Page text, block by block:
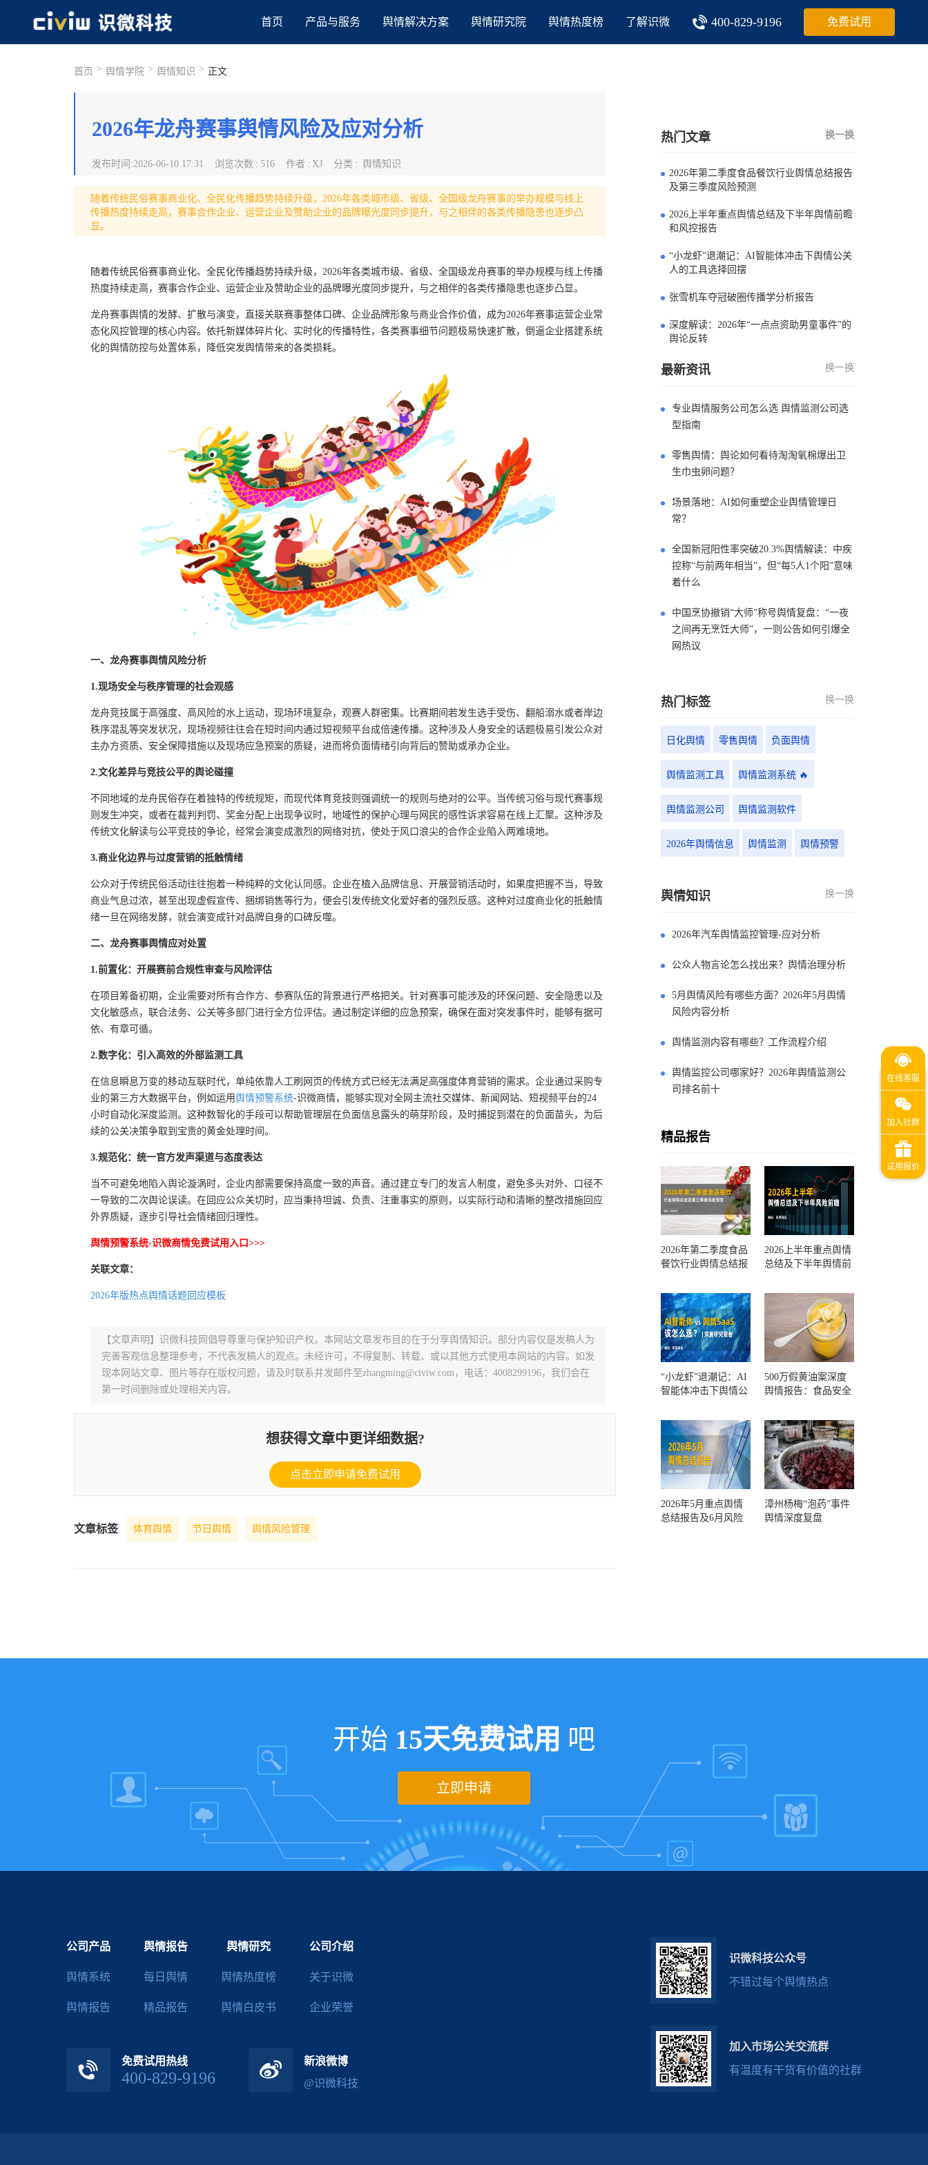
首页 产品与服务 舆情解决方案 舆情研究院 舆情热度榜 了解识微 400-829-9196 免费试用
首页 > 舆情学院 > 舆情知识 > 正文
2026年龙舟赛事舆情风险及应对分析
发布时间 :2026-06-10 17:31 浏览次数 : 516 作者 : XJ 分类 : 舆情知识
随着传统民俗赛事商业化、全民化传播趋势持续升级，2026年各类城市级、省级、全国级龙舟赛事的举办规模与线上
传播热度持续走高，赛事合作企业、运营企业及赞助企业的品牌曝光度同步提升，与之相伴的各类传播隐患也逐步凸
显。
随着传统民俗赛事商业化、全民化传播趋势持续升级，2026年各类城市级、省级、全国级龙舟赛事的举办规模与线上传播
热度持续走高，赛事合作企业、运营企业及赞助企业的品牌曝光度同步提升，与之相伴的各类传播隐患也逐步凸显。
龙舟赛事舆情的发酵、扩散与演变，直接关联赛事整体口碑、企业品牌形象与商业合作价值，成为2026年赛事运营企业常
态化风控管理的核心内容。依托新媒体碎片化、实时化的传播特性，各类赛事细节问题极易快速扩散，倒逼企业搭建系统
化的舆情防控与处置体系，降低突发舆情带来的各类损耗。
一、龙舟赛事舆情风险分析
1.现场安全与秩序管理的社会观感
龙舟竞技属于高强度、高风险的水上运动，现场环境复杂，观赛人群密集。比赛期间若发生选手受伤、翻船溺水或者岸边
秩序混乱等突发状况，现场视频往往会在短时间内通过短视频平台成倍速传播。这种涉及人身安全的话题极易引发公众对
主办方资质、安全保障措施以及现场应急预案的质疑，进而将负面情绪引向背后的赞助或承办企业。
2.文化差异与竞技公平的舆论碰撞
不同地域的龙舟民俗存在着独特的传统规矩，而现代体育竞技则强调统一的规则与绝对的公平。当传统习俗与现代赛事规
则发生冲突，或者在裁判判罚、奖金分配上出现争议时，地域性的保护心理与网民的感性诉求容易在线上汇聚。这种涉及
传统文化解读与公平竞技的争论，经常会演变成激烈的网络对抗，使处于风口浪尖的合作企业陷入两难境地。
3.商业化边界与过度营销的抵触情绪
公众对于传统民俗活动往往抱着一种纯粹的文化认同感。企业在植入品牌信息、开展营销活动时，如果度把握不当，导致
商业气息过浓，甚至出现虚假宣传、捆绑销售等行为，便会引发传统文化爱好者的强烈反感。这种对过度商业化的抵触情
绪一旦在网络发酵，就会演变成针对品牌自身的口碑反噬。
二、龙舟赛事舆情应对处置
1.前置化：开展赛前合规性审查与风险评估
在项目筹备初期，企业需要对所有合作方、参赛队伍的背景进行严格把关。针对赛事可能涉及的环保问题、安全隐患以及
文化敏感点，联合法务、公关等多部门进行全方位评估。通过制定详细的应急预案，确保在面对突发事件时，能够有据可
依、有章可循。
2.数字化：引入高效的外部监测工具
在信息瞬息万变的移动互联时代，单纯依靠人工刷网页的传统方式已经无法满足高强度体育营销的需求。企业通过采购专
业的第三方大数据平台，例如运用舆情预警系统-识微商情，能够实现对全网主流社交媒体、新闻网站、短视频平台的24
小时自动化深度监测。这种数智化的手段可以帮助管理层在负面信息露头的萌芽阶段，及时捕捉到潜在的负面苗头，为后
续的公关决策争取到宝贵的黄金处理时间。
3.规范化：统一官方发声渠道与态度表达
当不可避免地陷入舆论漩涡时，企业内部需要保持高度一致的声音。通过建立专门的发言人制度，避免多头对外、口径不
一导致的二次舆论误读。在回应公众关切时，应当秉持坦诚、负责、注重事实的原则，以实际行动和清晰的整改措施回应
外界质疑，逐步引导社会情绪回归理性。
舆情预警系统-识微商情免费试用入口>>>
关联文章：
2026年版热点舆情话题回应模板
【文章声明】识微科技网倡导尊重与保护知识产权。本网站文章发布目的在于分享舆情知识。部分内容仅是发稿人为
完善客观信息整理参考，不代表发稿人的观点。未经许可，不得复制、转载、或以其他方式使用本网站的内容。如发
现本网站文章、图片等存在版权问题，请及时联系并发邮件至zhangming@civiw.com，电话：4008299196，我们会在
第一时间删除或处理相关内容。
想获得文章中更详细数据?
点击立即申请免费试用
文章标签 体育舆情 节日舆情 舆情风险管理
热门文章 换一换
2026年第二季度食品餐饮行业舆情总结报告
及第三季度风险预测
2026上半年重点舆情总结及下半年舆情前瞻
和风控报告
“小龙虾”退潮记：AI智能体冲击下舆情公关
人的工具选择回摆
张雪机车夺冠破圈传播学分析报告
深度解读：2026年“一点点资助男童事件”的
舆论反转
最新资讯 换一换
专业舆情服务公司怎么选 舆情监测公司选
型指南
零售舆情：舆论如何看待淘淘氧棉爆出卫
生巾虫卵问题？
场景落地：AI如何重塑企业舆情管理日
常？
全国新冠阳性率突破20.3%舆情解读：中疾
控称“与前两年相当”，但“每5人1个阳”意味
着什么
中国烹协撤销“大师”称号舆情复盘：“一夜
之间再无烹饪大师”，一则公告如何引爆全
网热议
热门标签 换一换
日化舆情 零售舆情 负面舆情
舆情监测工具 舆情监测系统 🔥
舆情监测公司 舆情监测软件
2026年舆情信息 舆情监测 舆情预警
舆情知识 换一换
2026年汽车舆情监控管理-应对分析
公众人物言论怎么找出来？舆情治理分析
5月舆情风险有哪些方面？2026年5月舆情
风险内容分析
舆情监测内容有哪些？工作流程介绍
舆情监控公司哪家好？2026年舆情监测公
司排名前十
精品报告
2026年第二季度食品
餐饮行业舆情总结报
测
2026上半年重点舆情
总结及下半年舆情前
“小龙虾”退潮记：AI
智能体冲击下舆情公
500万假黄油案深度
舆情报告：食品安全
一环？
2026年5月重点舆情
总结报告及6月风险
漳州杨梅“泡药”事件
舆情深度复盘
开始 15天免费试用 吧
立即申请
公司产品
舆情系统
舆情报告
舆情报告
每日舆情
精品报告
舆情研究
舆情热度榜
舆情白皮书
公司介绍
关于识微
企业荣誉
免费试用热线
400-829-9196
新浪微博
@识微科技
识微科技公众号
不错过每个舆情热点
加入市场公关交流群
有温度有干货有价值的社群